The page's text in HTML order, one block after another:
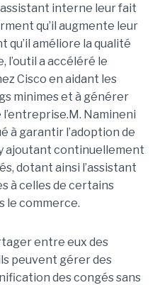
interne leur fait
qu’il augmente leur
améliore la qualité
l’outil a accéléré le
Cisco en aidant les
minimes et à générer
M. Namineni
à garantir l’adoption de
ajoutant continuellement
dotant ainsi l’assistant
à celles de certains
le commerce.
entre eux des
peuvent gérer des
des congés sans